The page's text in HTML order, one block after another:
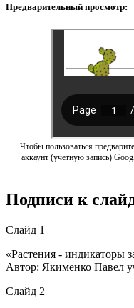
Предварительный просмотр:
Чтобы пользоваться
аккаунт (учетную запись)
Подписи к
Слайд 1
«Растения - индикаторы
Автор: Якименко Павел
Слайд 2